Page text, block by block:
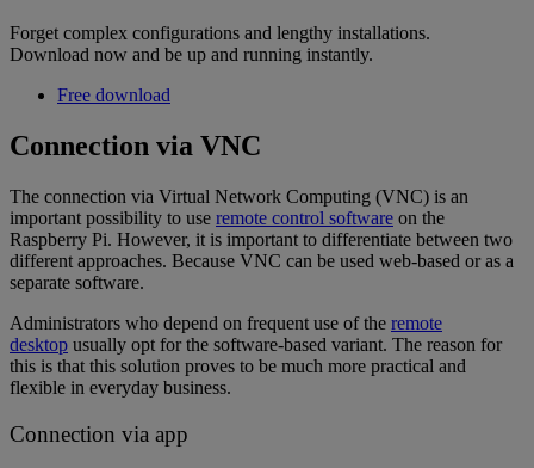
Forget complex configurations and lengthy installations.
Download now and be up and running instantly.
Free download
Connection via VNC
The connection via Virtual Network Computing (VNC) is an
important possibility to use remote control software on the
Raspberry Pi. However, it is important to differentiate between two
different approaches. Because VNC can be used web-based or as a
separate software.
Administrators who depend on frequent use of the remote
desktop usually opt for the software-based variant. The reason for
this is that this solution proves to be much more practical and
flexible in everyday business.
Connection via app